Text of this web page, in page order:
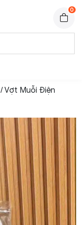
0
/ Vợt Muỗi Điện